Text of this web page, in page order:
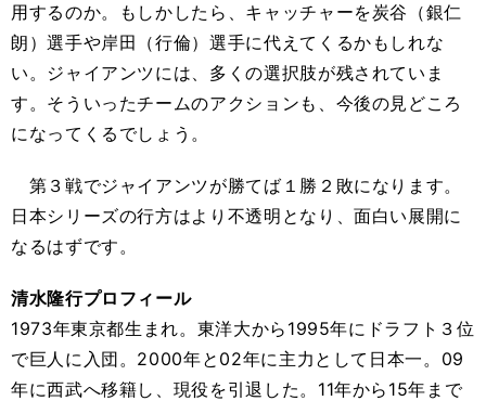
用するのか。もしかしたら、キャッチャーを炭谷（銀仁
朗）選手や岸田（行倫）選手に代えてくるかもしれな
い。ジャイアンツには、多くの選択肢が残されていま
す。そういったチームのアクションも、今後の見どころ
になってくるでしょう。
第３戦でジャイアンツが勝てば１勝２敗になります。
日本シリーズの行方はより不透明となり、面白い展開に
なるはずです。
清水隆行プロフィール
1973年東京都生まれ。東洋大から1995年にドラフト３位
で巨人に入団。2000年と02年に主力として日本一。09
年に西武へ移籍し、現役を引退した。11年から15年まで